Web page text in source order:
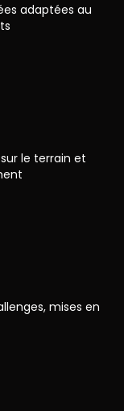
adaptées au
le terrain et
mises en